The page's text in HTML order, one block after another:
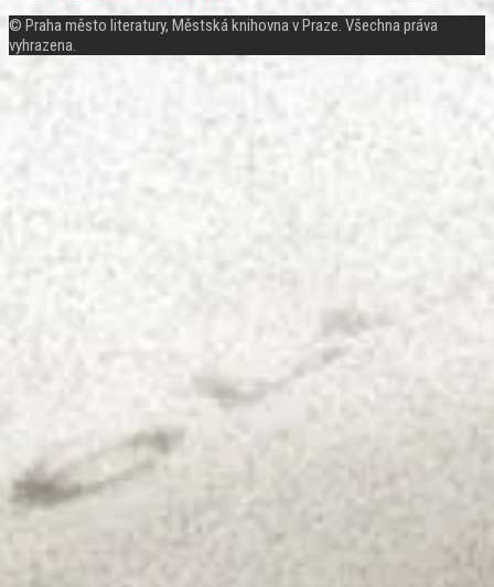
© Praha město literatury, Městská knihovna v Praze. Všechna práva
vyhrazena.